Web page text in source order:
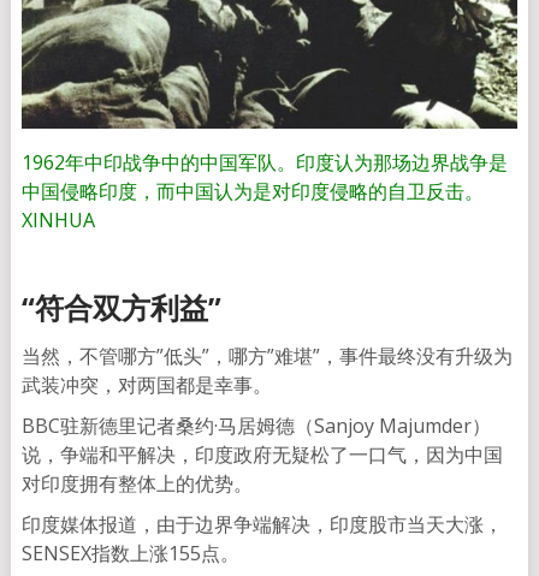
1962年中印战争中的中国军队。印度认为那场边界战争是
中国侵略印度，而中国认为是对印度侵略的自卫反击。
XINHUA
“符合双方利益”
当然，不管哪方”低头”，哪方”难堪”，事件最终没有升级为
武装冲突，对两国都是幸事。
BBC驻新德里记者桑约·马居姆德（Sanjoy Majumder）
说，争端和平解决，印度政府无疑松了一口气，因为中国
对印度拥有整体上的优势。
印度媒体报道，由于边界争端解决，印度股市当天大涨，
SENSEX指数上涨155点。